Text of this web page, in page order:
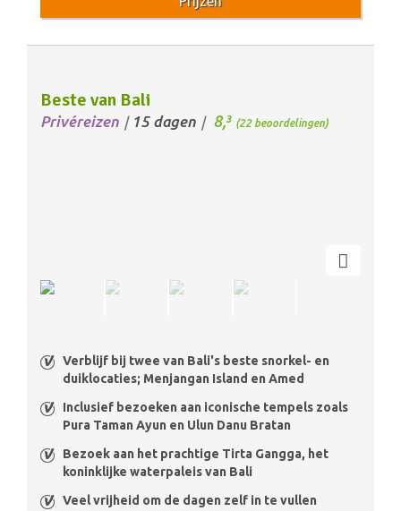
Beste van Bali
Privéreizen / 15 dagen / 8,3 (22 beoordelingen)
Verblijf bij twee van Bali's beste snorkel- en
duiklocaties; Menjangan Island en Amed
Inclusief bezoeken aan iconische tempels zoals
Pura Taman Ayun en Ulun Danu Bratan
Bezoek aan het prachtige Tirta Gangga, het
koninklijke waterpaleis van Bali
Veel vrijheid om de dagen zelf in te vullen